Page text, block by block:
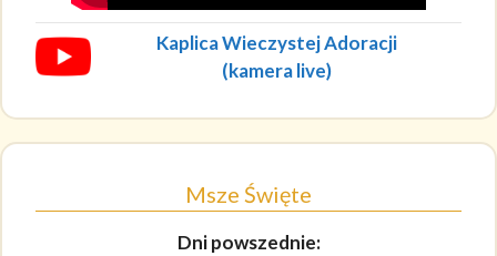
Kaplica Wieczystej Adoracji
(kamera live)
Msze Święte
Dni powszednie: